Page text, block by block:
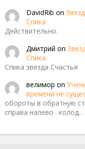
DavidRib on
Спика
Действительно.
Дмитрий on
Спика
Спика звезда Счастья
велимор on
времени не
обороты в обратную
справа налево . колод…